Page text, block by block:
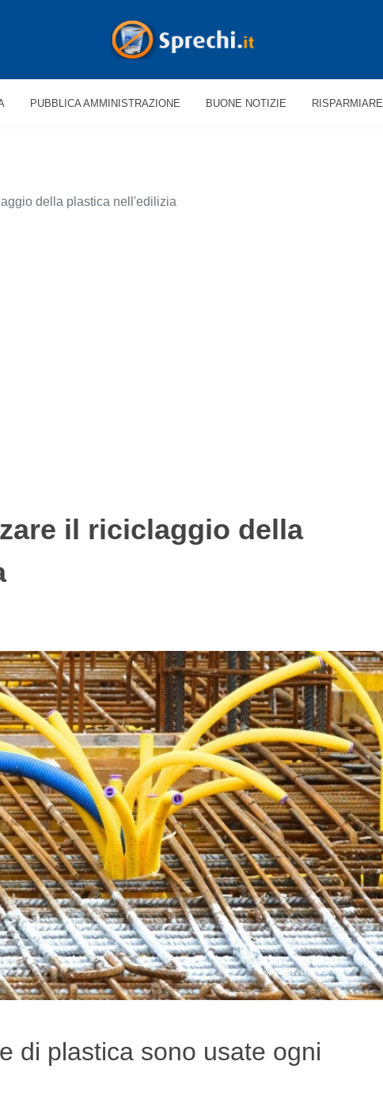
PUBBLICA AMMINISTRAZIONE BUONE NOTIZIE RISPARMIARE
della plastica nell'edilizia
il riciclaggio della
di plastica sono usate ogni